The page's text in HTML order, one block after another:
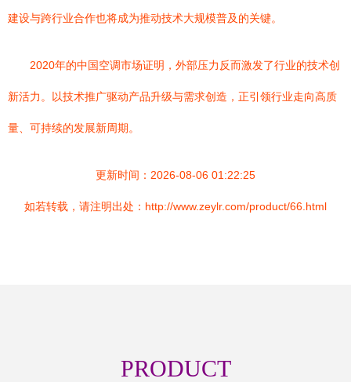
建设与跨行业合作也将成为推动技术大规模普及的关键。
2020年的中国空调市场证明，外部压力反而激发了行业的技术创
新活力。以技术推广驱动产品升级与需求创造，正引领行业走向高质
量、可持续的发展新周期。
更新时间：2026-08-06 01:22:25
如若转载，请注明出处：http://www.zeylr.com/product/66.html
PRODUCT